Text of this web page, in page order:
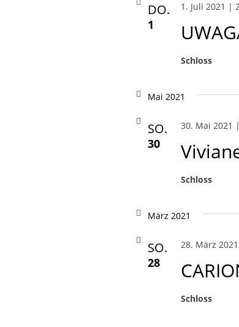
DO.
1
1. Juli 2021 |
Schloss
Mai 2021
SO.
30
30. Mai 2021
Schloss
März 2021
SO.
28
28. März
Schloss